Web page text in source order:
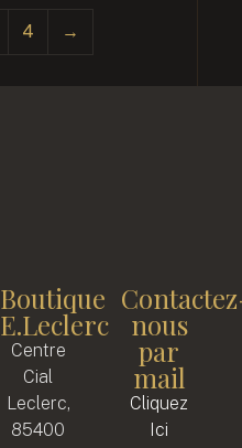
4 →
Boutique
E.Leclerc
Centre
Cial
Leclerc,
85400
nous
par
mail
Cliquez
Ici